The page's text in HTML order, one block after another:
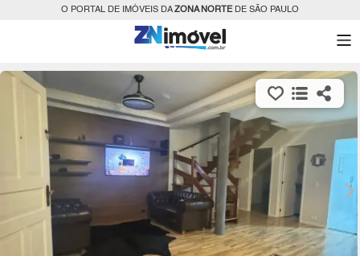
O PORTAL DE IMÓVEIS DAZONA NORTEDE SÃO PAULO